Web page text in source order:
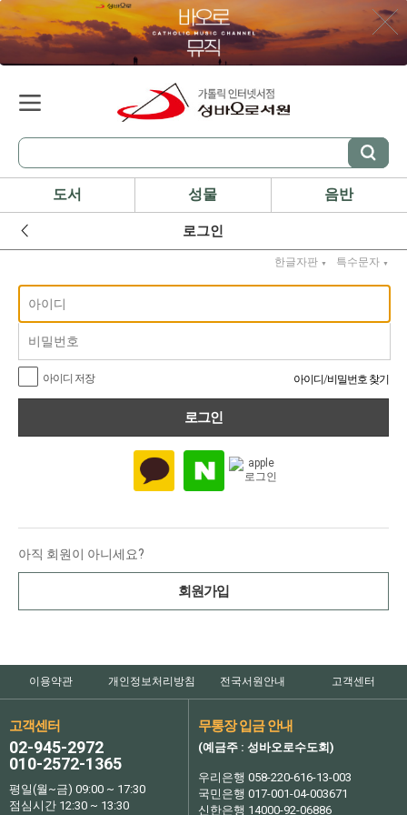
도서 성물 음반
로그인
특수문자 ▼
한글자판 ▼
아이디 저장 아이디 /비밀번호 찾기
아직 회원이 아니세요?
회원가입
이용약관 개인정보처리방침 전국서원안내 고객센터
고객센터
02-945-2972
010-2572-1365
평일(월~금) 09:00 ~ 17:30
점심시간 12:30 ~ 13:30
무통장 입금 안내
(예금주 : 성바오로수도회)
우리은행 058-220-616-13-003
국민은행 017-001-04-003671
신한은행 14000-92-06886